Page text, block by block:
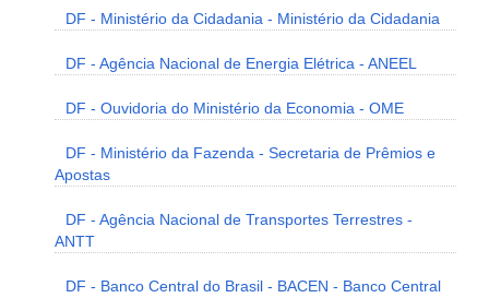
DF - Ministério da Cidadania - Ministério da Cidadania
DF - Agência Nacional de Energia Elétrica - ANEEL
DF - Ouvidoria do Ministério da Economia - OME
DF - Ministério da Fazenda - Secretaria de Prêmios e
Apostas
DF - Agência Nacional de Transportes Terrestres -
ANTT
DF - Banco Central do Brasil - BACEN - Banco Central